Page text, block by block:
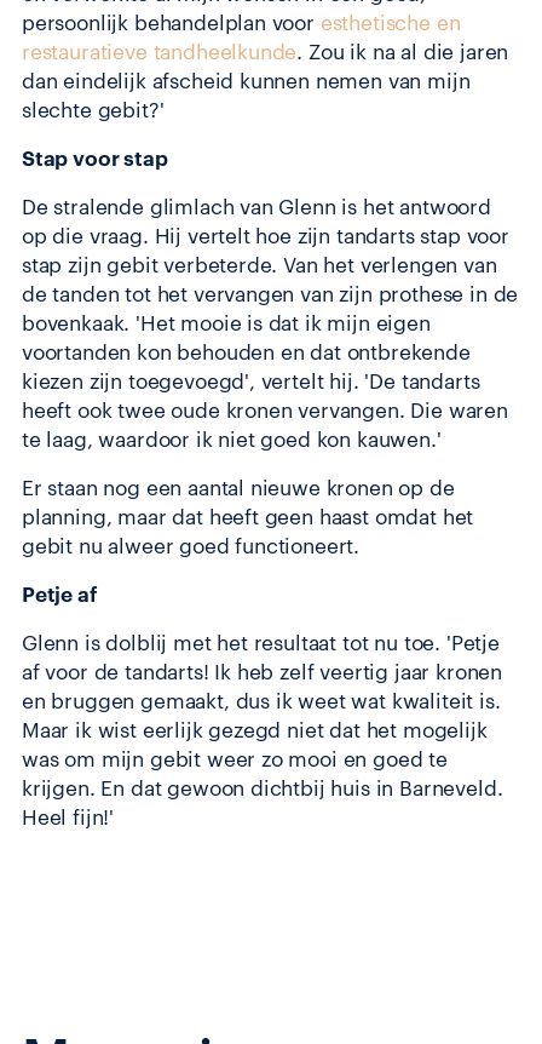
persoonlijk behandelplan voor esthetische en
restauratieve tandheelkunde. Zou ik na al die jaren
dan eindelijk afscheid kunnen nemen van mijn
slechte gebit?'
Stap voor stap
De stralende glimlach van Glenn is het antwoord
op die vraag. Hij vertelt hoe zijn tandarts stap voor
stap zijn gebit verbeterde. Van het verlengen van
de tanden tot het vervangen van zijn prothese in de
bovenkaak. 'Het mooie is dat ik mijn eigen
voortanden kon behouden en dat ontbrekende
kiezen zijn toegevoegd', vertelt hij. 'De tandarts
heeft ook twee oude kronen vervangen. Die waren
te laag, waardoor ik niet goed kon kauwen.'
Er staan nog een aantal nieuwe kronen op de
planning, maar dat heeft geen haast omdat het
gebit nu alweer goed functioneert.
Petje af
Glenn is dolblij met het resultaat tot nu toe. 'Petje
af voor de tandarts! Ik heb zelf veertig jaar kronen
en bruggen gemaakt, dus ik weet wat kwaliteit is.
Maar ik wist eerlijk gezegd niet dat het mogelijk
was om mijn gebit weer zo mooi en goed te
krijgen. En dat gewoon dichtbij huis in Barneveld.
Heel fijn!'